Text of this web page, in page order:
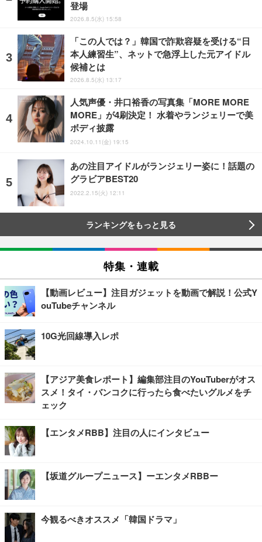
登場
2026.8.5(水) 15:58
「この人では？」韓国で詐欺容疑を受ける“日
本人練習生”、ネットで急浮上した元アイドル
候補とは
2026.8.5(水) 13:17
人気声優・井口裕香の写真集「MORE MORE
MORE」が4刷決定！ 水着やランジェリーで美
ボディ披露
2024.10.11(金) 19:15
あの注目アイドルがランジェリー姿に！話題の
グラビアBEST20
2022.2.15(火) 12:11
ランキングをもっと見る
特集・連載
【動画レビュー】注目ガジェットを動画で解説！公式Y
ouTubeチャンネル
10G光回線導入レポ
【アジア美食レポート】編集部注目のYouTuberがオス
スメ！タイ・バンコクに行ったら食べたいグルメをチ
ェック
【エンタメRBB】注目の人にインタビュー
【坂道グループニュース】ーエンタメRBBー
今観るべきオススメ「韓国ドラマ」